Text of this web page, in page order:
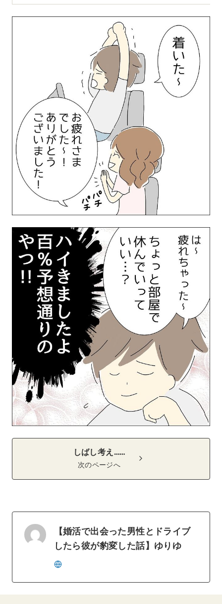
しばし考え……
次のページへ
【婚活で出会った男性とドライブ
したら彼が豹変した話】ゆりゆ